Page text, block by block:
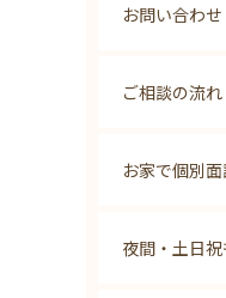
お問い合わせ
ご相談の流れ
お家で個別
夜間・土日